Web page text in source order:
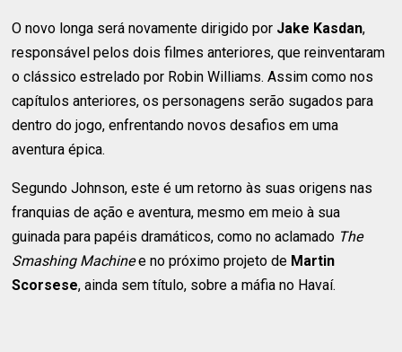
O novo longa será novamente dirigido por Jake Kasdan,
responsável pelos dois filmes anteriores, que reinventaram
o clássico estrelado por Robin Williams. Assim como nos
capítulos anteriores, os personagens serão sugados para
dentro do jogo, enfrentando novos desafios em uma
aventura épica.
Segundo Johnson, este é um retorno às suas origens nas
franquias de ação e aventura, mesmo em meio à sua
guinada para papéis dramáticos, como no aclamado The
Smashing Machinee no próximo projeto de Martin
Scorsese, ainda sem título, sobre a máfia no Havaí.